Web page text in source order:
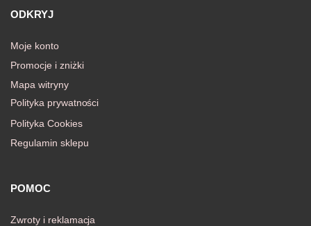
ODKRYJ
Moje konto
Promocje i zniżki
Mapa witryny
Polityka prywatności
Polityka Cookies
Regulamin sklepu
POMOC
Zwroty i reklamacja